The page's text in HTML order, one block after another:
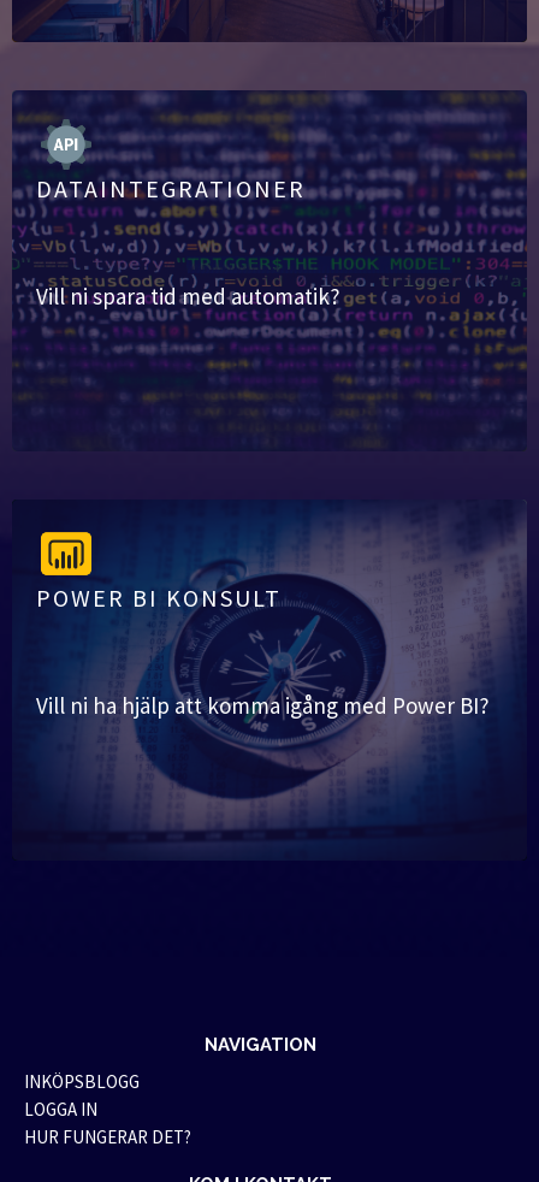
DATAINTEGRATIONER
Vill ni spara tid med automatik?
POWER BI KONSULT
Vill ni ha hjälp att komma igång med Power BI?
NAVIGATION
INKÖPSBLOGG
LOGGA IN
HUR FUNGERAR DET?